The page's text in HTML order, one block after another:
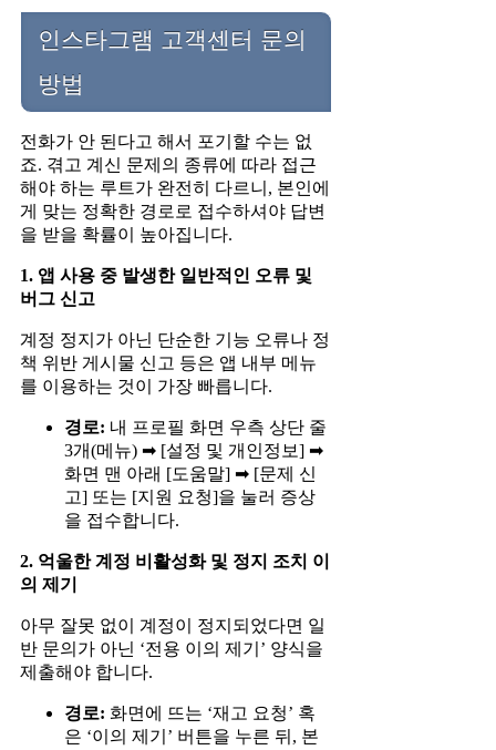
인스타그램 고객센터 문의
방법
전화가 안 된다고 해서 포기할 수는 없
죠. 겪고 계신 문제의 종류에 따라 접근
해야 하는 루트가 완전히 다르니, 본인에
게 맞는 정확한 경로로 접수하셔야 답변
을 받을 확률이 높아집니다.
1. 앱 사용 중 발생한 일반적인 오류 및
버그 신고
계정 정지가 아닌 단순한 기능 오류나 정
책 위반 게시물 신고 등은 앱 내부 메뉴
를 이용하는 것이 가장 빠릅니다.
경로: 내 프로필 화면 우측 상단 줄
3개(메뉴) ➡ [설정 및 개인정보] ➡
화면 맨 아래 [도움말] ➡ [문제 신
고] 또는 [지원 요청]을 눌러 증상
을 접수합니다.
2. 억울한 계정 비활성화 및 정지 조치 이
의 제기
아무 잘못 없이 계정이 정지되었다면 일
반 문의가 아닌 ‘전용 이의 제기’ 양식을
제출해야 합니다.
경로: 화면에 뜨는 ‘재고 요청’ 혹
은 ‘이의 제기’ 버튼을 누른 뒤, 본